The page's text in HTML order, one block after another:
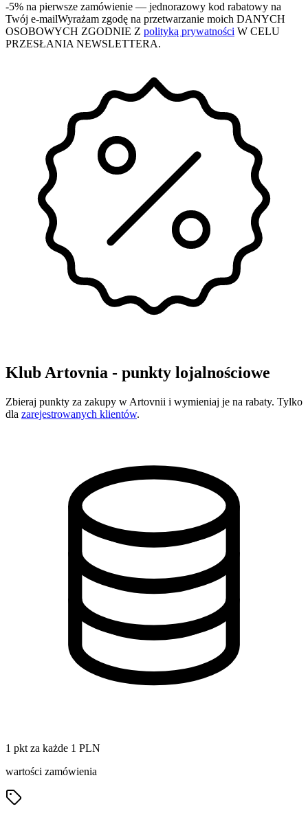
-5% na pierwsze zamówienie — jednorazowy kod rabatowy na
Twój e-mailWyrażam zgodę na przetwarzanie moich DANYCH
OSOBOWYCH ZGODNIE Z polityką prywatności W CELU
PRZESŁANIA NEWSLETTERA.
Klub Artovnia - punkty lojalnościowe
Zbieraj punkty za zakupy w Artovnii i wymieniaj je na rabaty. Tylko
dla zarejestrowanych klientów.
1 pkt za każde 1 PLN
wartości zamówienia